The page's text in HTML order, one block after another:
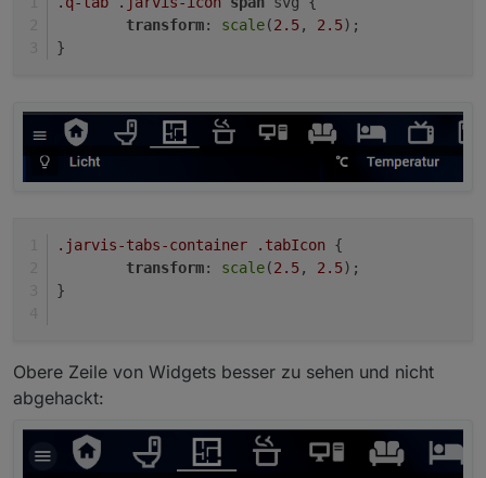
        padding: 0px 0px 5px 0px;
transform: scale(2.5, 2.5);
}
.jarvis-tabs-container .tabIcon {
transform: scale(2.5, 2.5);
}
Obere Zeile von Widgets besser zu sehen und nicht
abgehackt: